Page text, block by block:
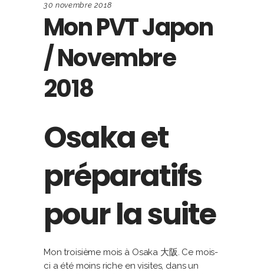
30 novembre 2018
Mon PVT Japon
/ Novembre
2018
Osaka et
préparatifs
pour la suite
Mon troisième mois à Osaka 大阪. Ce mois-
ci a été moins riche en visites, dans un